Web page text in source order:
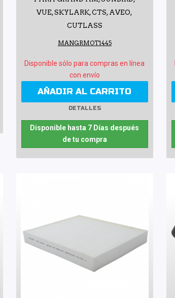
VUE, SKYLARK, CTS, AVEO,
CUTLASS
MANGRMOT1445
Disponible sólo para compras en línea
con envío
AÑADIR AL CARRITO
DETALLES
Disponible hasta 7 Días después
de tu compra